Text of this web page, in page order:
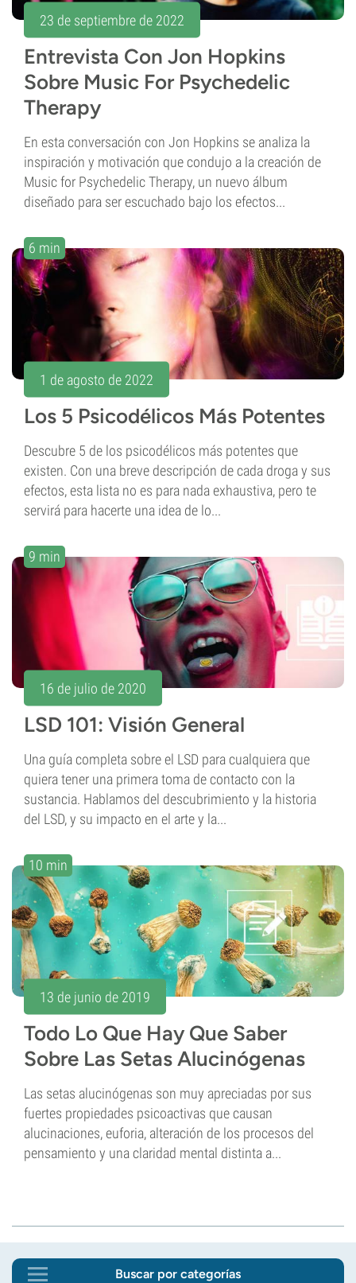
23 de septiembre de 2022
Entrevista Con Jon Hopkins
Sobre Music For Psychedelic
Therapy
En esta conversación con Jon Hopkins se analiza la
inspiración y motivación que condujo a la creación de
Music for Psychedelic Therapy, un nuevo álbum
diseñado para ser escuchado bajo los efectos...
6 min
1 de agosto de 2022
Los 5 Psicodélicos Más Potentes
Descubre 5 de los psicodélicos más potentes que
existen. Con una breve descripción de cada droga y sus
efectos, esta lista no es para nada exhaustiva, pero te
servirá para hacerte una idea de lo...
9 min
16 de julio de 2020
LSD 101: Visión General
Una guía completa sobre el LSD para cualquiera que
quiera tener una primera toma de contacto con la
sustancia. Hablamos del descubrimiento y la historia
del LSD, y su impacto en el arte y la...
10 min
13 de junio de 2019
Todo Lo Que Hay Que Saber
Sobre Las Setas Alucinógenas
Las setas alucinógenas son muy apreciadas por sus
fuertes propiedades psicoactivas que causan
alucinaciones, euforia, alteración de los procesos del
pensamiento y una claridad mental distinta a...
Buscar por categorías